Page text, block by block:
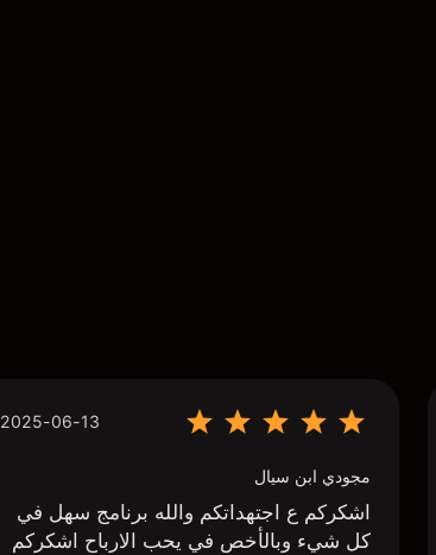
2025-06-13
مجودي ابن سيال
اشكركم ع اجتهداتكم والله برنامج سهل في
كل شيء وبالأخص في يحب الارباح اشكركم